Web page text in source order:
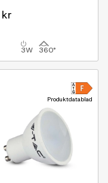
3W 360°
Produktdatablad